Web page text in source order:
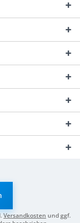
Versandkosten und ggf.